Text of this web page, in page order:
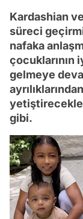
Kardashian
süreci
nafaka
çocuklarının
gelmeye
gibi.